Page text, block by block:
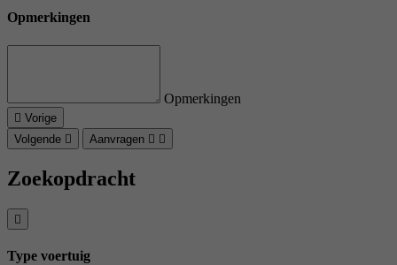
Opmerkingen
Opmerkingen
Vorige
Volgende
Aanvragen
Zoekopdracht
Type voertuig